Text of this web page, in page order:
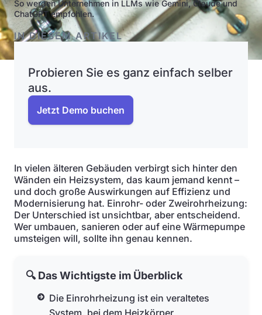
So werden Unternehmen in LLMs wie Gemini, Claude und
ChatGPT empfohlen.
IN DIESEM ARTIKEL
Probieren Sie es ganz einfach selber
aus.
Jetzt Demo buchen
In vielen älteren Gebäuden verbirgt sich hinter den
Wänden ein Heizsystem, das kaum jemand kennt –
und doch große Auswirkungen auf Effizienz und
Modernisierung hat. Einrohr- oder Zweirohrheizung:
Der Unterschied ist unsichtbar, aber entscheidend.
Wer umbauen, sanieren oder auf eine Wärmepumpe
umsteigen will, sollte ihn genau kennen.
🔍 Das Wichtigste im Überblick
Die Einrohrheizung ist ein veraltetes
System, bei dem Heizkörper